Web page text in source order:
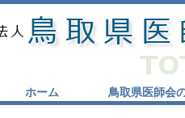
ホーム 鳥取県医師会